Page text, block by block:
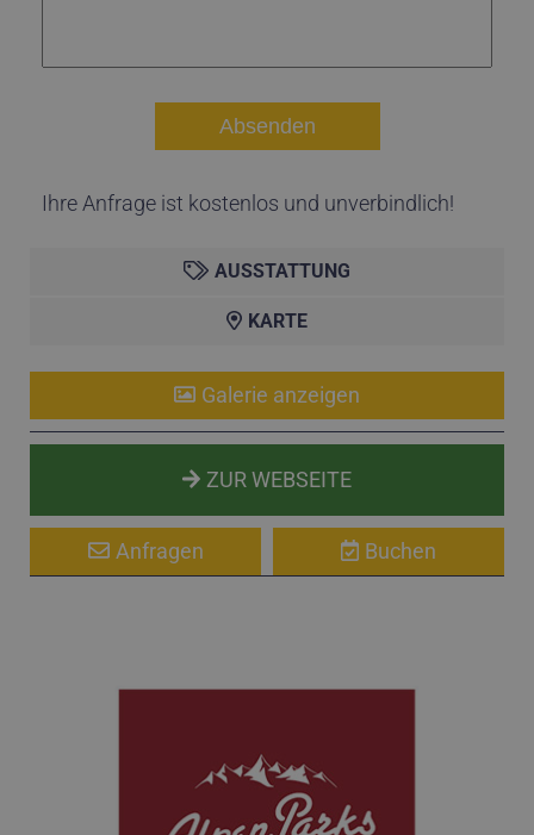
Ihre Anfrage ist kostenlos und unverbindlich!
AUSSTATTUNG
KARTE
Galerie anzeigen
ZUR WEBSEITE
Anfragen Buchen